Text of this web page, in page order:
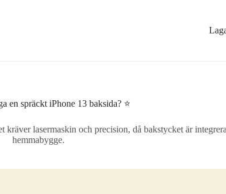
en spräckt iPhone 13 baksida? ⭐
lasermaskin och precision, då bakstycket är
hemmabygge.